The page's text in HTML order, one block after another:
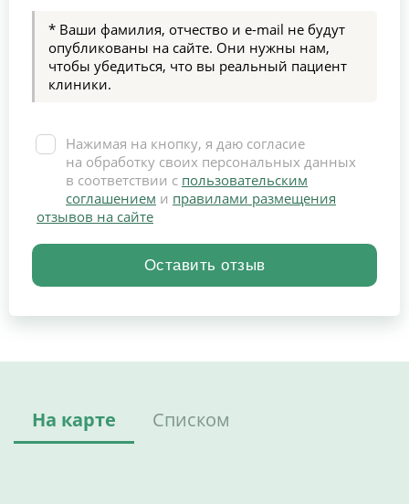
* Ваши фамилия, отчество и e-mail не будут
опубликованы на сайте. Они нужны нам,
чтобы убедиться, что вы реальный пациент
клиники.
Нажимая на кнопку, я даю согласие
на обработку своих персональных данных
в соответствии с пользовательским
соглашением и правилами размещения
отзывов на сайте
На карте Списком